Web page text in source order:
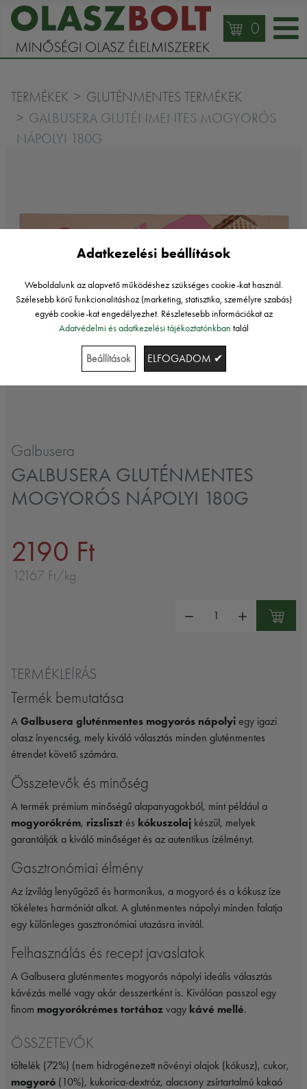
0
TERMÉKEK GLUTÉNMENTES TERMÉKEK
GALBUSERA GLUTÉNMENTES MOGYORÓS
NÁPOLYI 180G
Galbusera
GALBUSERA GLUTÉNMENTES
MOGYORÓS NÁPOLYI 180G
2190 Ft
12167 Ft/kg
TERMÉKLEÍRÁS
Termék bemutatása
A Galbusera gluténmentes mogyorós nápolyi egy igazi
olasz ínyencség, mely kiváló választás minden gluténmentes
étrendet követő számára.
Összetevők és minőség
A termék prémium minőségű alapanyagokból, mint például a
mogyorókrém, rizsliszt és kókuszolaj készül, melyek
garantálják a kiváló minőséget és az autentikus ízélményt.
Gasztronómiai élmény
Az ízvilág lenyűgöző és harmonikus, a mogyoró és a kókusz íze
tökéletes harmóniát alkot. A gluténmentes nápolyi minden falatja
egy különleges gasztronómiai utazásra invitál.
Felhasználás és recept javaslatok
A Galbusera gluténmentes mogyorós nápolyi ideális választás
kávézás mellé vagy akár desszertként is. Kiválóan passzol egy
finom mogyorókrémes tortához vagy kávé mellé.
ÖSSZETEVŐK
töltelék (72%) (nem hidrogénezett növényi olajok (kókusz), cukor,
mogyoró (10%), kukorica-dextróz, alacsony zsírtartalmú kakaó
Adatkezelési beállítások
Weboldalunk az alapvető működéshez szükséges cookie-kat használ.
Szélesebb körű funkcionalitáshoz (marketing, statisztika, személyre szabás)
egyéb cookie-kat engedélyezhet. Részletesebb információkat az
Adatvédelmi és adatkezelési tájékoztatónkban talál
Beállítások ELFOGADOM ✔